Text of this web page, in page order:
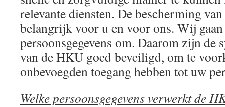
relevante diensten. De bescherming
belangrijk voor u en voor ons. Wij
persoonsgegevens om. Daarom zijn de
van de HKU goed beveiligd, om te
onbevoegden toegang hebben tot uw
Welke persoonsgegevens verwerkt de